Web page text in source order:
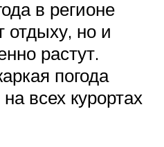
в регионе
отдыху, но и
растут.
погода
всех курортах